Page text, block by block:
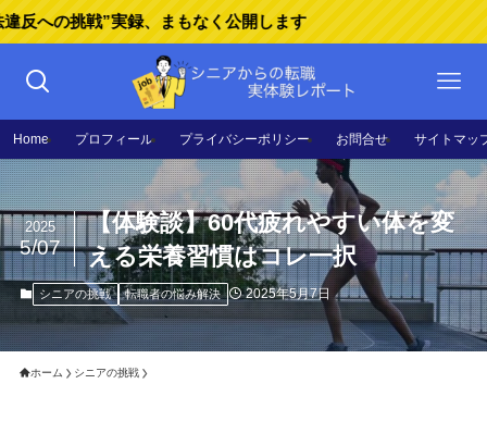
録、まもなく公開します
Home プロフィール プライバシーポリシー お問合せ サイトマッ
【体験談】60代疲れやすい体を変
える栄養習慣はコレ一択
2025
5/07
シニアの挑戦 転職者の悩み解決 2025年5月7日
ホーム シニアの挑戦